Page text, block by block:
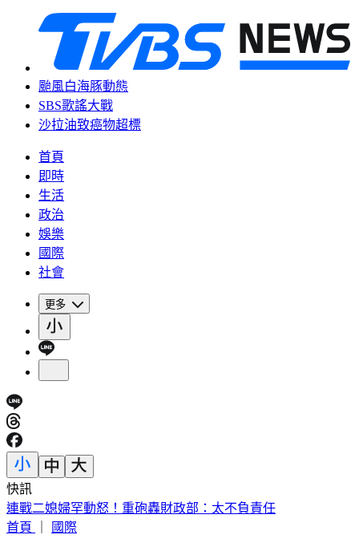
颱風白海豚動態
SBS歌謠大戰
沙拉油致癌物超標
首頁
即時
生活
政治
娛樂
國際
社會
更多
快訊
7縣市高溫飆36度！白海豚逼近風雨增 週末雨彈最猛
首頁
國際